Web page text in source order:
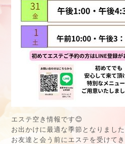
エステ空き情報です😊
お出かけに最適な季節となりました
お友達と会う前にエステを受けて